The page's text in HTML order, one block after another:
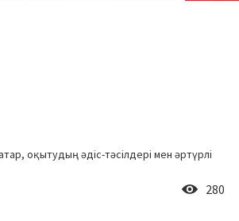
оқытудың әдіс-тәсілдері мен әртүрлі
280